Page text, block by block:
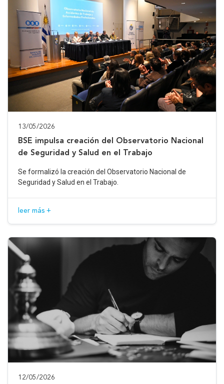
13/05/2026
BSE impulsa creación del Observatorio Nacional
de Seguridad y Salud en el Trabajo
Se formalizó la creación del Observatorio Nacional de
Seguridad y Salud en el Trabajo.
leer más +
12/05/2026